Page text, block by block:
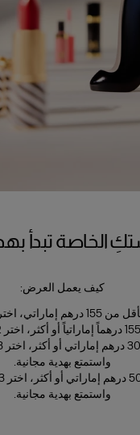
الخاصة تبدأ
كيف يعمل العرض:
اختر عينة واحدة.
واستمتع بهدية مجانية.
واستمتع بهدية مجانية.